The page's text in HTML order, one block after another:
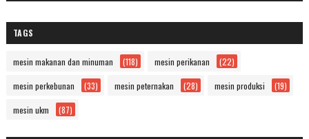
TAGS
mesin makanan dan minuman (118) mesin perikanan (22)
mesin perkebunan (33) mesin peternakan (28) mesin produksi (19)
mesin ukm (87)